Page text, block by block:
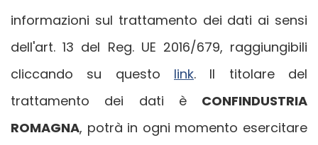
informazioni sul trattamento dei dati ai sensi
dell'art. 13 del Reg. UE 2016/679, raggiungibili
cliccando su questo link. Il titolare del
trattamento dei dati è CONFINDUSTRIA
ROMAGNA, potrà in ogni momento esercitare